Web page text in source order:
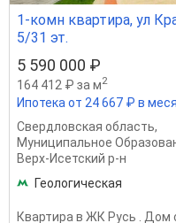
1-комн квартира, ул
5/31 эт.
5 590 000 ₽
164 412 ₽ за м2
Ипотека от 24 667 ₽ в
Свердловская область,
Муниципальное
Верх-Исетский р-н
Геологическая
Квартира в ЖК Русь .